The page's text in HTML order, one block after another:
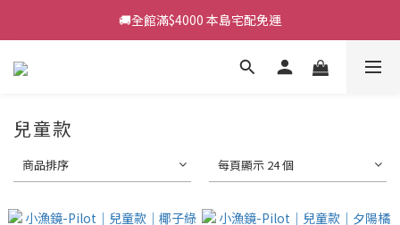
🚚全館滿$4000 本島宅配免運
兒童款
商品排序 每頁顯示 24 個